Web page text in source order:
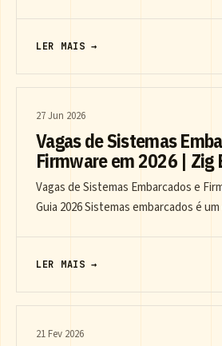
LER MAIS →
27 Jun 2026
Vagas de Sistemas
Firmware em 2026 | Zig
Vagas de Sistemas Embarcados e
Guia 2026 Sistemas embarcados é
LER MAIS →
21 Fev 2026